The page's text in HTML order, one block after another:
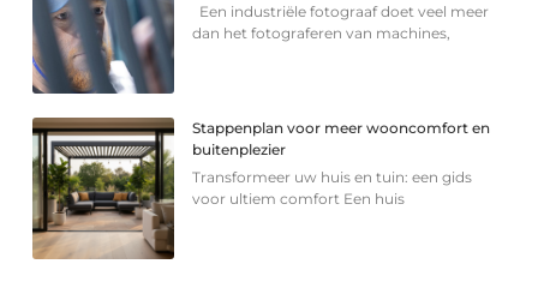
Een industriële fotograaf doet veel meer
dan het fotograferen van machines,
Stappenplan voor meer wooncomfort en
buitenplezier
Transformeer uw huis en tuin: een gids
voor ultiem comfort Een huis